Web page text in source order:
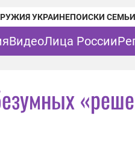
УКРАИНЕПОИСКИ
ВидеоЛица России